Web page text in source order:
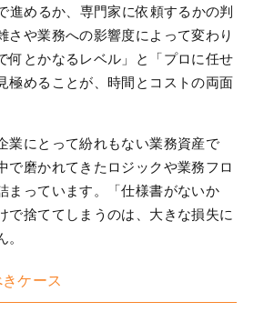
進めるか、専門家に依頼するかの判
さや業務への影響度によって変わり
何とかなるレベル」と「プロに任せ
極めることが、時間とコストの両面
業にとって紛れもない業務資産で
で磨かれてきたロジックや業務フロ
まっています。「仕様書がないか
で捨ててしまうのは、大きな損失に
ケース